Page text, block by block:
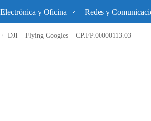
Electrónica y Oficina Redes y
/ DJI – Flying Googles – CP.FP.00000113.03